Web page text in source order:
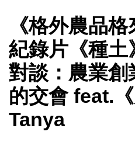
《格外農品
紀錄片《種土
對談：農業創
的交會 feat.
Tanya